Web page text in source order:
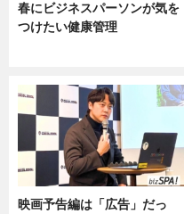
春にビジネスパーソンが気を
つけたい健康管理
映画予告編は「広告」だっ